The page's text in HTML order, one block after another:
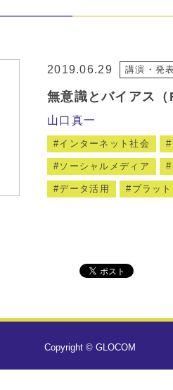
2019.06.29 講演・発
無意識とバイアス
山口真一
インターネット社会
ソーシャルメディア
データ活用 プラッ
Copyright © GLOCOM